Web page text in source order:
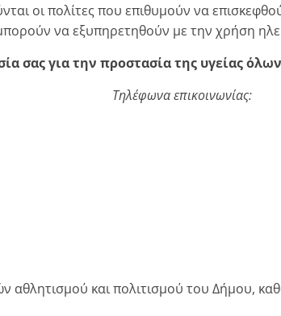
οι πολίτες που επιθυμούν να
να εξυπηρετηθούν με την χρήση
σας για την προστασία της υγείας
Τηλέφωνα επικοινωνίας:
και πολιτισμού του Δήμου,